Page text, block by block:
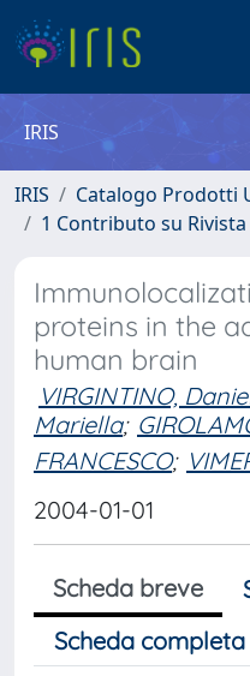
IRIS
IRIS
Catalogo Prodotti
1 Contributo su Rivista
proteins in the
human brain
VIRGINTINO,
Mariella;
FRANCESCO;
2004-01-01
Scheda breve
Scheda completa